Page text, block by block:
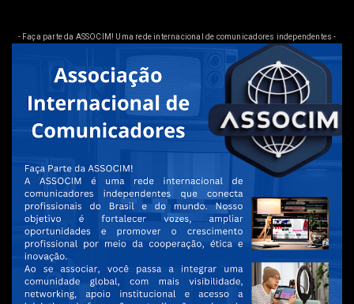
- Faça parte da ASSOCIM! Uma rede internacional de comunicadores independentes -